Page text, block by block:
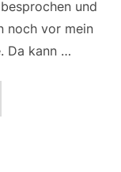
und
noch vor mein
Da kann …
EIN SCHÖNES